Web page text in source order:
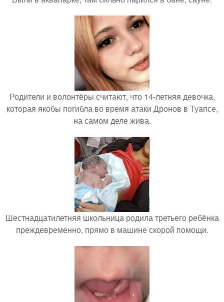
Родители и волонтёры считают, что 14-летняя девочка,
которая якобы погибла во время атаки Дронов в Туапсе,
на самом деле жива.
Шестнадцатилетняя школьница родила третьего ребёнка
преждевременно, прямо в машине скорой помощи.